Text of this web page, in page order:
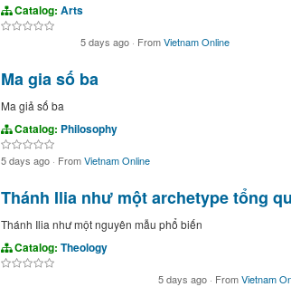
Catalog: Arts
5 days ago · FromVietnam Online
Ma gia số ba
Ma giả số ba
Catalog: Philosophy
5 days ago · FromVietnam Online
Thánh Ilia như một archetype tổng
Thánh Ilia như một nguyên mẫu phổ biến
Catalog: Theology
5 days ago · FromVietnam